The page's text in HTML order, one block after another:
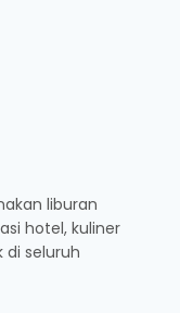
liburan
hotel, kuliner
di seluruh